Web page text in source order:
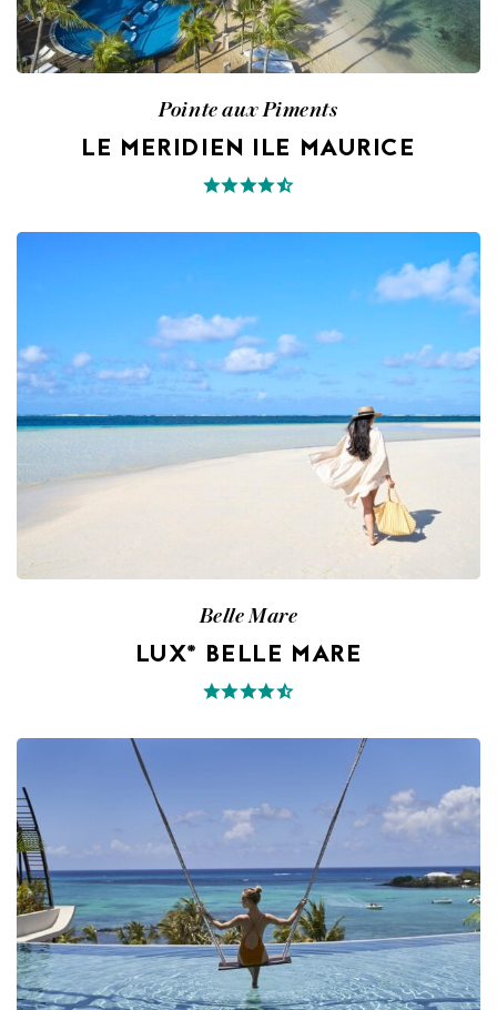
Pointe aux Piments
LE MERIDIEN ILE MAURICE
Belle Mare
LUX* BELLE MARE